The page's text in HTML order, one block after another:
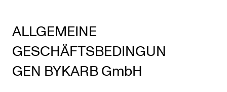
ALLGEMEINE
GESCHÄFTSBEDINGUN
GEN BYKARB GmbH